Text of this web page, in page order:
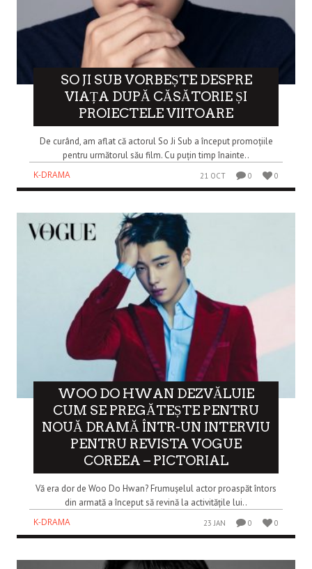
SO JI SUB VORBEȘTE DESPRE
VIAȚA DUPĂ CĂSĂTORIE ȘI
PROIECTELE VIITOARE
De curând, am aflat că actorul So Ji Sub a început promoțiile
pentru următorul său film. Cu puțin timp înainte..
K-DRAMA
21 OCT 0 0
WOO DO HWAN DEZVĂLUIE
CUM SE PREGĂTEȘTE PENTRU
NOUĂ DRAMĂ ÎNTR-UN INTERVIU
PENTRU REVISTA VOGUE
COREEA – PICTORIAL
Vă era dor de Woo Do Hwan? Frumușelul actor proaspăt întors
din armată a început să revină la activitățile lui..
K-DRAMA
23 JAN 0 0